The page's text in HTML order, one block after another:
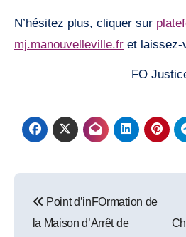
N’hésitez plus, cliquer sur
mj.manouvelleville.fr et laissez-
FO
navigation
Point d’inFOrmation de
la Maison d’Arrêt de